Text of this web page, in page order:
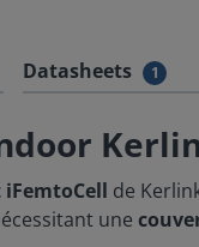
Datasheets 1
de
une